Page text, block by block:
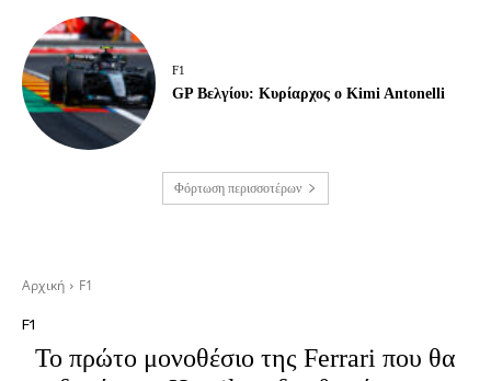
F1
GP Βελγίου: Κυρίαρχος ο Kimi Antonelli
Φόρτωση περισσοτέρων